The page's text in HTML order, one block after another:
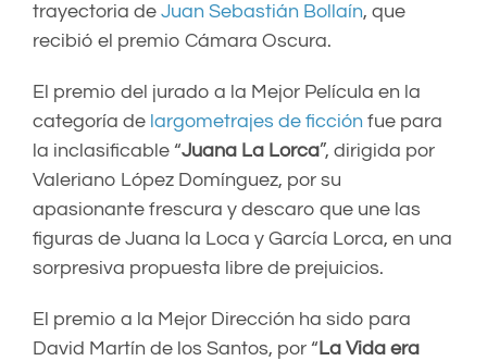
trayectoria de Juan Sebastián Bollaín, que
recibió el premio Cámara Oscura.
El premio del jurado a la Mejor Película en la
categoría de largometrajes de ficción fue para
la inclasificable “Juana La Lorca”, dirigida por
Valeriano López Domínguez, por su
apasionante frescura y descaro que une las
figuras de Juana la Loca y García Lorca, en una
sorpresiva propuesta libre de prejuicios.
El premio a la Mejor Dirección ha sido para
David Martín de los Santos, por “La Vida era